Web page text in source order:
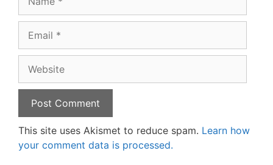
This site uses Akismet to reduce spam. Learn how
your comment data is processed.